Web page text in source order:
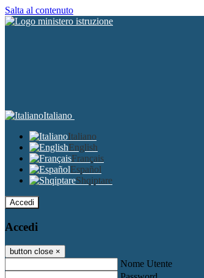
Salta al contenuto
Italiano
Italiano
English
Français
Español
Shqiptare
Accedi
Accedi
button close ×
Nome Utente